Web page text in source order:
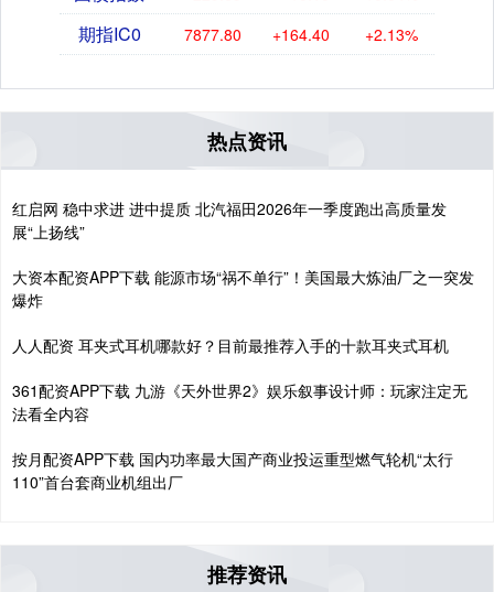
期指IC0 7877.80 +164.40 +2.13%
热点资讯
红启网 稳中求进 进中提质 北汽福田2026年一季度跑出高质量发
展“上扬线”
大资本配资APP下载 能源市场“祸不单行”！美国最大炼油厂之一突发
爆炸
人人配资 耳夹式耳机哪款好？目前最推荐入手的十款耳夹式耳机
361配资APP下载 九游《天外世界2》娱乐叙事设计师：玩家注定无
法看全内容
按月配资APP下载 国内功率最大国产商业投运重型燃气轮机“太行
110”首台套商业机组出厂
推荐资讯